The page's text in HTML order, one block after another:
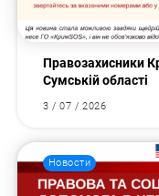
Правозахисники
Сумській області
3 / 07 / 2026
Новости